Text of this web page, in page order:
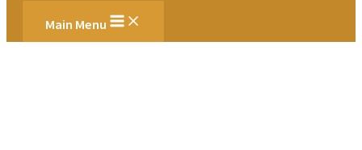
Main Menu